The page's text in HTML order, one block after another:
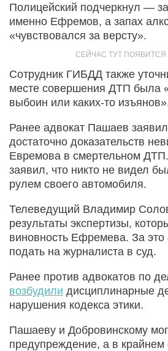
Полицейский подчеркнул —
именно Ефремов, а запах
«чувствовался за версту».
Сотрудник ГИБДД также
месте совершения ДТП была
выбоин или каких-то
Ранее адвокат Пашаев
достаточно доказательств
Евремова в смертельном
заявил, что никто не видел
рулем своего автомобиля.
Телеведущий Владимир
результаты экспертизы,
виновность Ефремева. За
подать на журналиста в суд.
Ранее против адвокатов по
возбудили дисциплинарные
нарушения кодекса этики.
Пашаеву и Добровинскому
предупреждение, а в